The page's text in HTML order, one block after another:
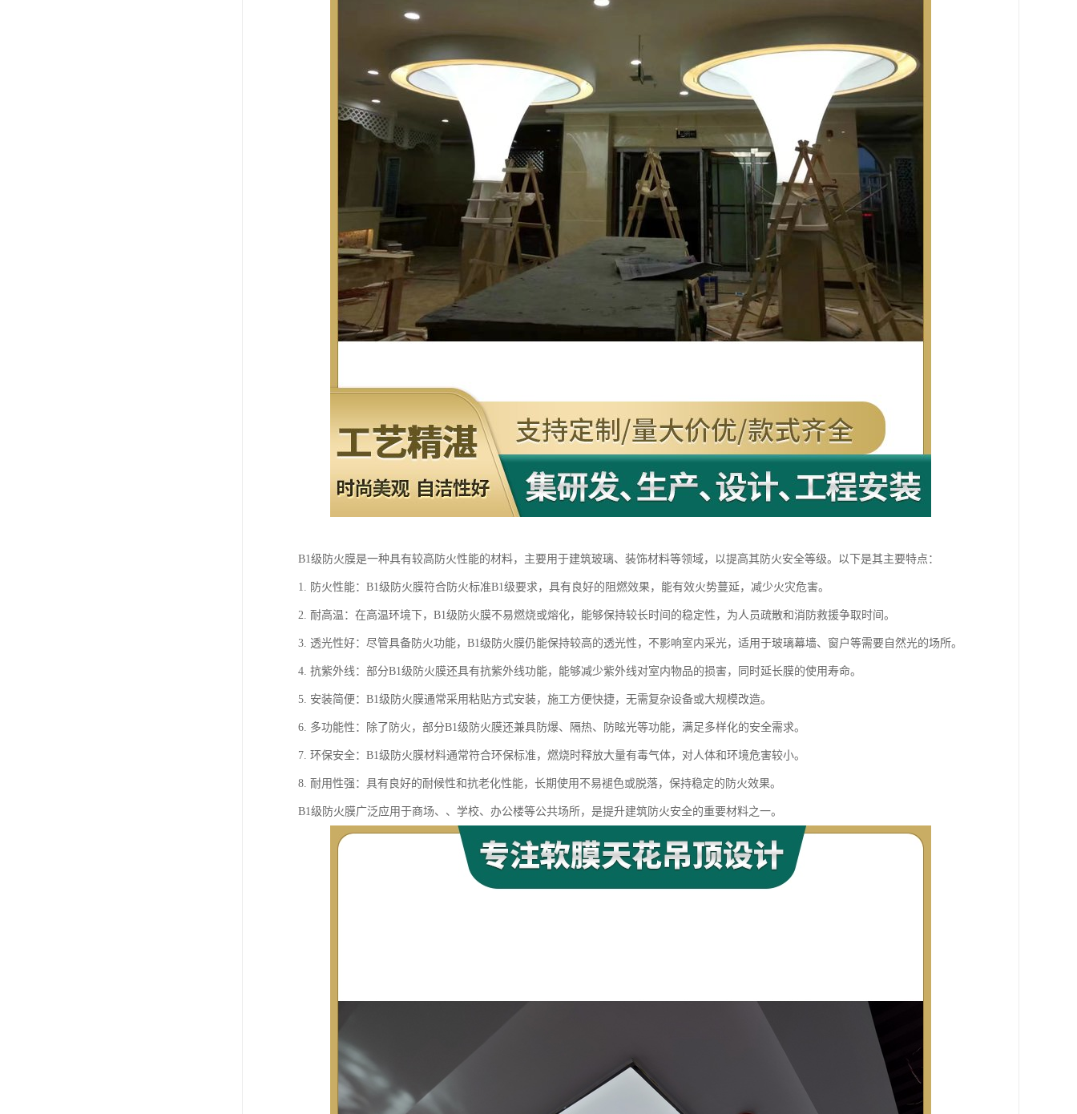
B1级防火膜是一种具有较高防火性能的材料，主要用于建筑玻璃、装饰材料等领域，以提高其防火安全等级。以下是其主要特点：
1. 防火性能：B1级防火膜符合防火标准B1级要求，具有良好的阻燃效果，能有效火势蔓延，减少火灾危害。
2. 耐高温：在高温环境下，B1级防火膜不易燃烧或熔化，能够保持较长时间的稳定性，为人员疏散和消防救援争取时间。
3. 透光性好：尽管具备防火功能，B1级防火膜仍能保持较高的透光性，不影响室内采光，适用于玻璃幕墙、窗户等需要自然光的场所。
4. 抗紫外线：部分B1级防火膜还具有抗紫外线功能，能够减少紫外线对室内物品的损害，同时延长膜的使用寿命。
5. 安装简便：B1级防火膜通常采用粘贴方式安装，施工方便快捷，无需复杂设备或大规模改造。
6. 多功能性：除了防火，部分B1级防火膜还兼具防爆、隔热、防眩光等功能，满足多样化的安全需求。
7. 环保安全：B1级防火膜材料通常符合环保标准，燃烧时释放大量有毒气体，对人体和环境危害较小。
8. 耐用性强：具有良好的耐候性和抗老化性能，长期使用不易褪色或脱落，保持稳定的防火效果。
B1级防火膜广泛应用于商场、、学校、办公楼等公共场所，是提升建筑防火安全的重要材料之一。